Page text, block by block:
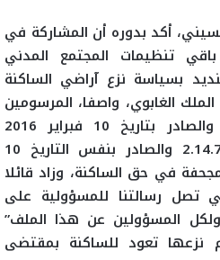
أكد بدوره أن المشاركة في
تنظيمات المجتمع المدني
بسياسة نزع آراضي الساكنة
الغابوي، واصفا، المرسومين
الحكوميين رقم 2.13.939 والصادر بتاريخ 10 فبراير 2016
والمرسوم الثاني رقم 2.14.769 والصادر بنفس التاريخ 10
مجحفة في حق الساكنة، وزاد قائلا
تصل رسالتنا للمسؤولية على
ولكل المسؤولين عن هذا الملف”
نزعها تعود للساكنة بمقتضى